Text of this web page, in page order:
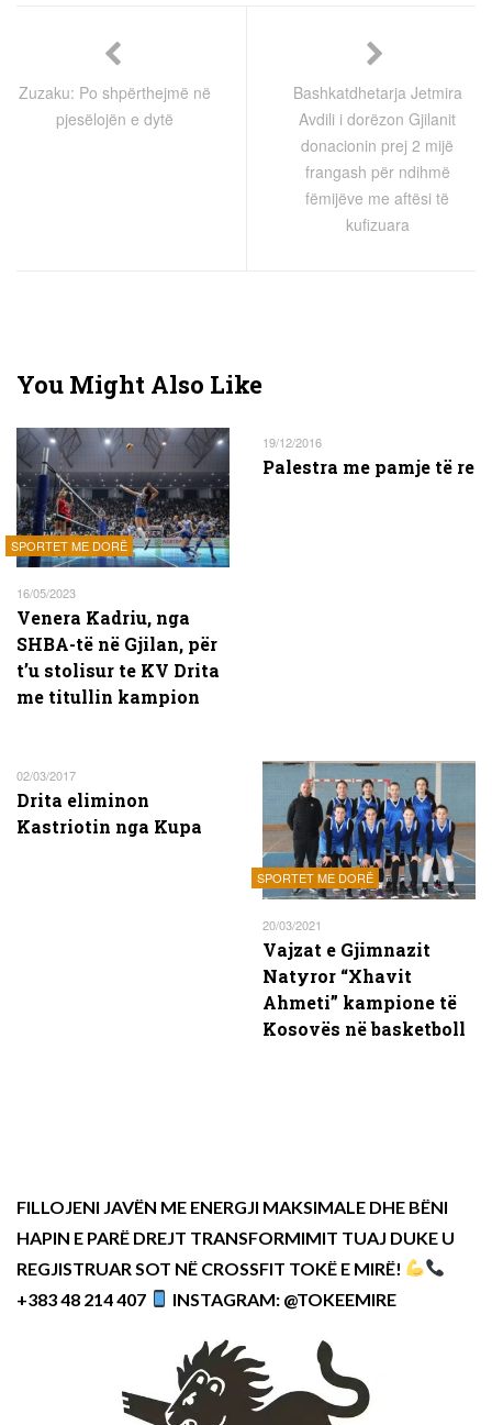
Zuzaku: Po shpërthejmë në
pjesëlojën e dytë
Bashkatdhetarja Jetmira
Avdili i dorëzon Gjilanit
donacionin prej 2 mijë
frangash për ndihmë
fëmijëve me aftësi të
kufizuara
You Might Also Like
SPORTET ME DORË
16/05/2023
Venera Kadriu, nga
SHBA-të në Gjilan, për
t’u stolisur te KV Drita
me titullin kampion
19/12/2016
Palestra me pamje të re
02/03/2017
Drita eliminon
Kastriotin nga Kupa
SPORTET ME DORË
20/03/2021
Vajzat e Gjimnazit
Natyror “Xhavit
Ahmeti” kampione të
Kosovës në basketboll
FILLOJENI JAVËN ME ENERGJI MAKSIMALE DHE BËNI
HAPIN E PARË DREJT TRANSFORMIMIT TUAJ DUKE U
REGJISTRUAR SOT NË CROSSFIT TOKË E MIRË!
+383 48 214 407
INSTAGRAM: @TOKEEMIRE